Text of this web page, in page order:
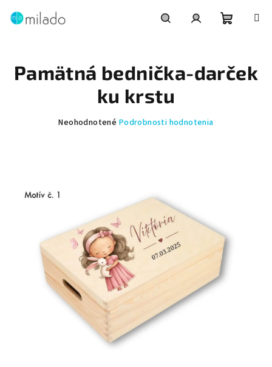
košík
Pamätná bednička-darček
ku krstu
Priemerné
5
Neohodnotené Podrobnosti hodnotenia